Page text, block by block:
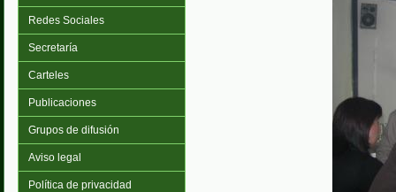
Redes Sociales
Secretaría
Carteles
Publicaciones
Grupos de difusión
Aviso legal
Política de privacidad